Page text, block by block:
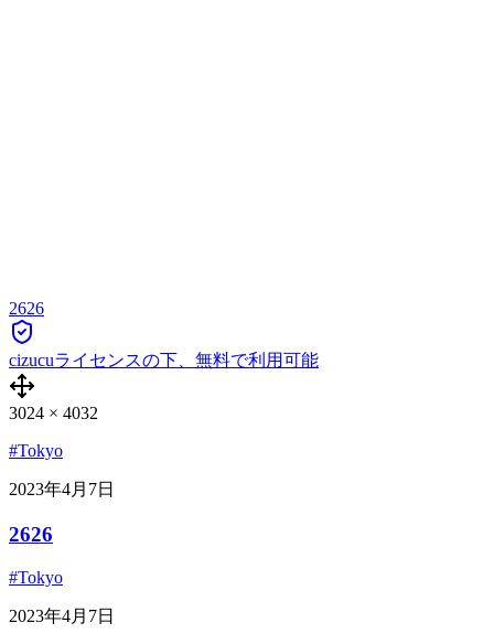
2626
cizucuライセンスの下、無料で利用可能
3024 × 4032
#Tokyo
2023年4月7日
2626
#Tokyo
2023年4月7日